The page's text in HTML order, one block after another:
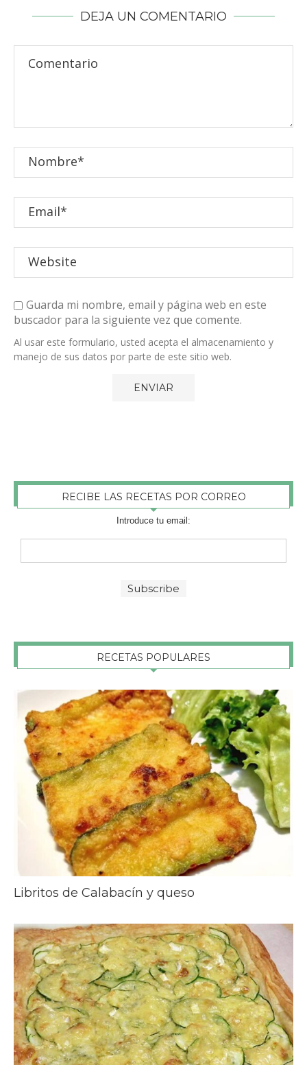
DEJA UN COMENTARIO
Guarda mi nombre, email y página web en este
buscador para la siguiente vez que comente.
Al usar este formulario, usted acepta el almacenamiento y
manejo de sus datos por parte de este sitio web.
RECIBE LAS RECETAS POR CORREO
Introduce tu email:
RECETAS POPULARES
Libritos de Calabacín y queso